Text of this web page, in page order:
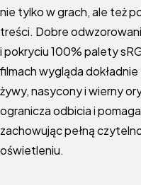
nie tylko w grach, ale też
treści. Dobre
i pokryciu 100% palety
filmach wygląda
żywy, nasycony i wierny
ogranicza odbicia i
zachowując pełną
oświetleniu.